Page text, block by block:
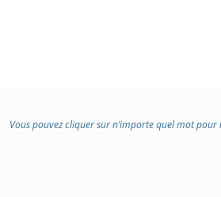
Vous pouvez cliquer sur n’importe quel mot